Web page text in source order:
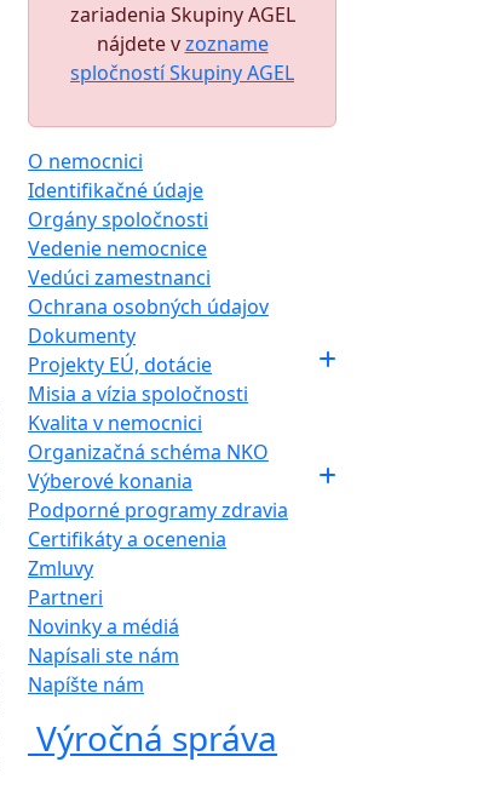
zariadenia Skupiny AGEL
nájdete vzozname
spločností Skupiny AGEL
O nemocnici
Identifikačné údaje
Orgány spoločnosti
Vedenie nemocnice
Vedúci zamestnanci
Ochrana osobných údajov
Dokumenty
Projekty EÚ, dotácie
Misia a vízia spoločnosti
Kvalita v nemocnici
Organizačná schéma NKO
Výberové konania
Podporné programy zdravia
Certifikáty a ocenenia
Zmluvy
Partneri
Novinky a médiá
Napísali ste nám
Napíšte nám
Výročná správa